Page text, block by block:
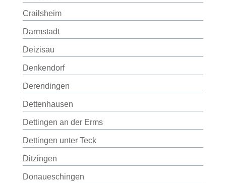
Crailsheim
Darmstadt
Deizisau
Denkendorf
Derendingen
Dettenhausen
Dettingen an der Erms
Dettingen unter Teck
Ditzingen
Donaueschingen